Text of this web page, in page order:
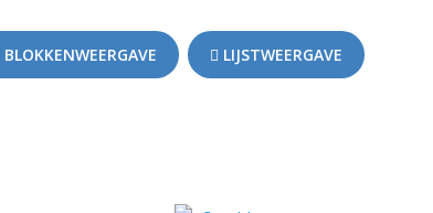
BLOKKENWEERGAVE LIJSTWEERGAVE